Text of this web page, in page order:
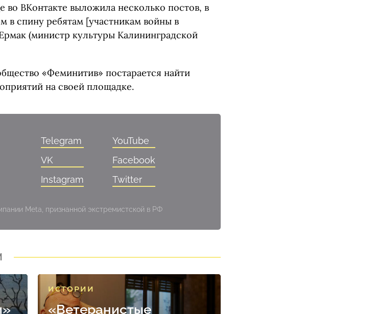
во ВКонтакте выложила несколько постов, в
в спину ребятам [участникам войны в
(министр культуры Калининградской
«Феминитив» постарается найти
на своей площадке.
Telegram
YouTube
VK
Facebook
Instagram
Twitter
Meta, признанной экстремистской в РФ
ИСТОРИИ
«Ветеранистые